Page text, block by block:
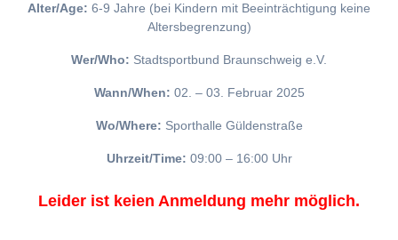
Alter/Age: 6-9 Jahre (bei Kindern mit Beeinträchtigung keine
Altersbegrenzung)
Wer/Who: Stadtsportbund Braunschweig e.V.
Wann/When: 02. – 03. Februar 2025
Wo/Where: Sporthalle Güldenstraße
Uhrzeit/Time: 09:00 – 16:00 Uhr
Leider ist keien Anmeldung mehr möglich.